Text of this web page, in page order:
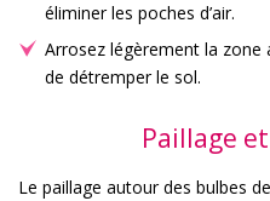
éliminer les poches d’air.
Arrosez légèrement la
de détremper le sol.
Paillage
Le paillage autour des bulbes